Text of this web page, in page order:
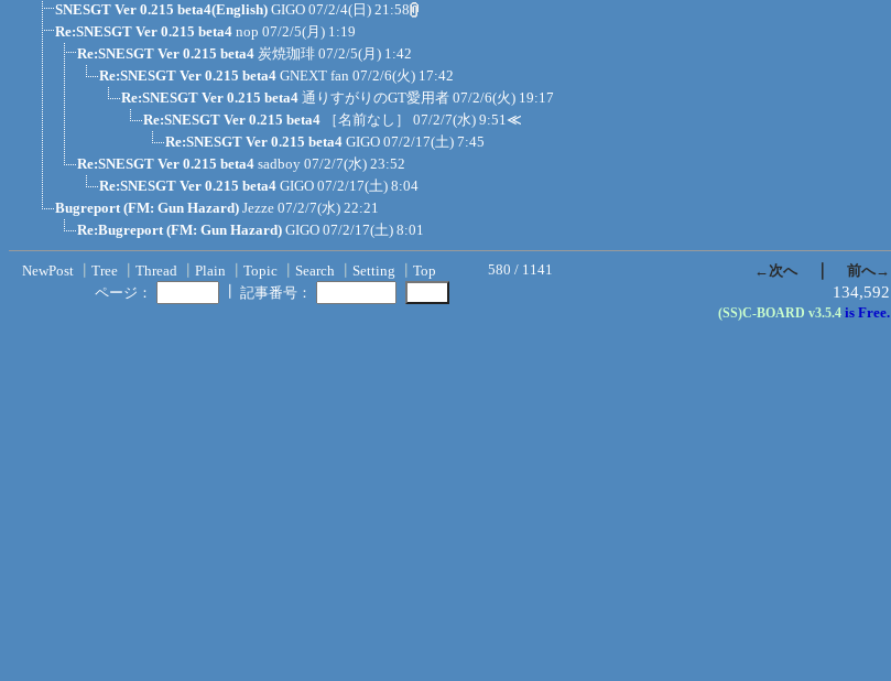
SNESGT Ver 0.215 beta4(English) GIGO 07/2/4(日) 21:58
Re:SNESGT Ver 0.215 beta4 nop 07/2/5(月) 1:19
Re:SNESGT Ver 0.215 beta4 炭焼珈琲 07/2/5(月) 1:42
Re:SNESGT Ver 0.215 beta4 GNEXT fan 07/2/6(火) 17:42
Re:SNESGT Ver 0.215 beta4 通りすがりのGT愛用者 07/2/6(火) 19:17
Re:SNESGT Ver 0.215 beta4
［名前なし］ 07/2/7(水) 9:51≪
Re:SNESGT Ver 0.215 beta4 GIGO 07/2/17(土) 7:45
Re:SNESGT Ver 0.215 beta4 sadboy 07/2/7(水) 23:52
Re:SNESGT Ver 0.215 beta4 GIGO 07/2/17(土) 8:04
Bugreport (FM: Gun Hazard) Jezze 07/2/7(水) 22:21
Re:Bugreport (FM: Gun Hazard) GIGO 07/2/17(土) 8:01
NewPost Tree Thread Plain Topic Search Setting Top 580 / 1141 ←次へ｜ 前へ→
ページ：
記事番号： 134,592
(SS)C-BOARD v3.5.4 is Free.